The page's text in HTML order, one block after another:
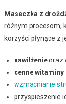
Maseczka z
różnym procesom,
korzyści płynące z
nawilżenieoraz
cenne witaminy
wzmacnianie
przyspieszenie